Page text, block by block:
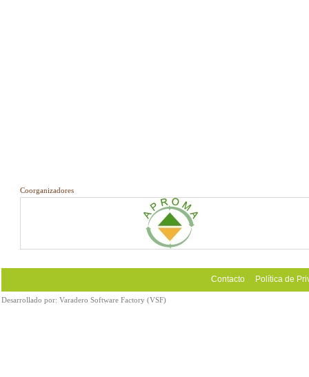
Coorganizadores
Contacto Política de
Desarrollado por: Varadero Software Factory (VSF)